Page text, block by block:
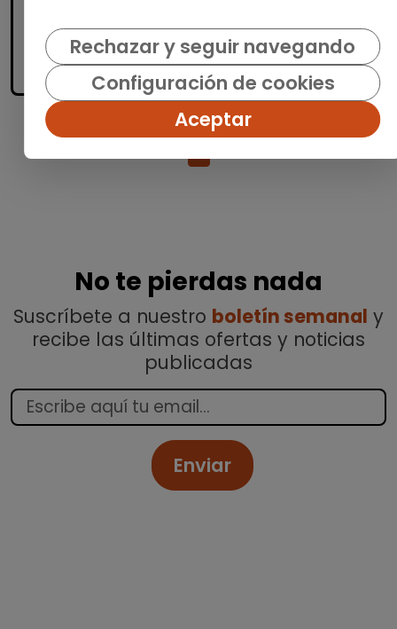
Me interesa
accessibility_newPersonas con discapacidad
No te pierdas nada
Suscríbete a nuestro boletín semanal y
recibe las últimas ofertas y noticias
publicadas
Enviar
Rechazar y seguir navegando
Configuración de cookies
Aceptar